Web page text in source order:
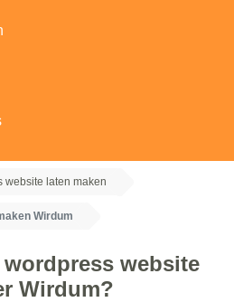
website laten maken
Wirdum
wordpress website
Wirdum?